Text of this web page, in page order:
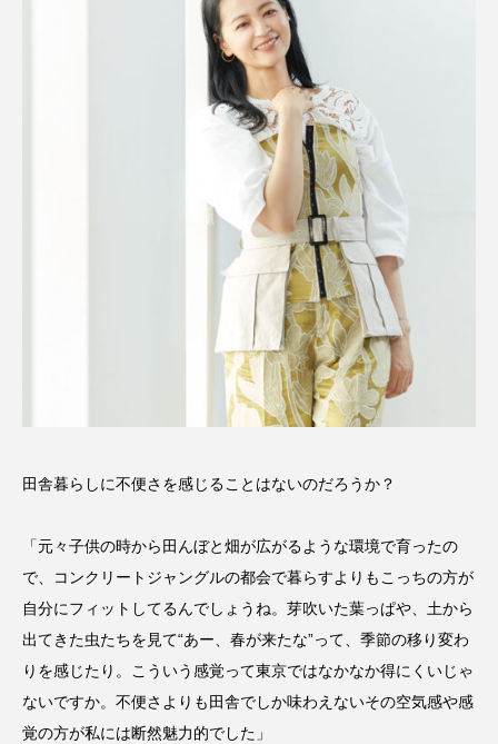
田舎暮らしに不便さを感じることはないのだろうか？
「元々子供の時から田んぼと畑が広がるような環境で育ったの
で、コンクリートジャングルの都会で暮らすよりもこっちの方が
自分にフィットしてるんでしょうね。芽吹いた葉っぱや、土から
出てきた虫たちを見て“あー、春が来たな”って、季節の移り変わ
りを感じたり。こういう感覚って東京ではなかなか得にくいじゃ
ないですか。不便さよりも田舎でしか味わえないその空気感や感
覚の方が私には断然魅力的でした」